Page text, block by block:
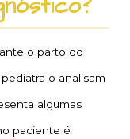
o parto do
o analisam
algumas
paciente é